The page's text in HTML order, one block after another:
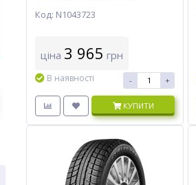
Код: N1043723
ціна 3 965 грн
В наявності - +
КУПИТИ